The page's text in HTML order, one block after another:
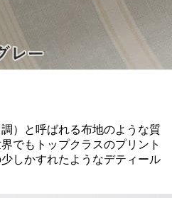
）と呼ばれる布地のような質
でもトップクラスのプリント
しかすれたようなデティール